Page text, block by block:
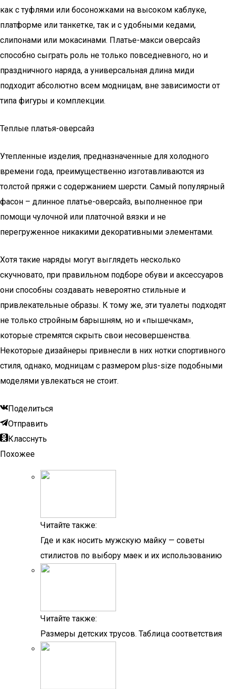
как с туфлями или босоножками на высоком каблуке,
платформе или танкетке, так и с удобными кедами,
слипонами или мокасинами. Платье-макси оверсайз
способно сыграть роль не только повседневного, но и
праздничного наряда, а универсальная длина миди
подходит абсолютно всем модницам, вне зависимости от
типа фигуры и комплекции.
Теплые платья-оверсайз
Утепленные изделия, предназначенные для холодного
времени года, преимущественно изготавливаются из
толстой пряжи с содержанием шерсти. Самый популярный
фасон – длинное платье-оверсайз, выполненное при
помощи чулочной или платочной вязки и не
перегруженное никакими декоративными элементами.
Хотя такие наряды могут выглядеть несколько
скучновато, при правильном подборе обуви и аксессуаров
они способны создавать невероятно стильные и
привлекательные образы. К тому же, эти туалеты подходят
не только стройным барышням, но и «пышечкам»,
которые стремятся скрыть свои несовершенства.
Некоторые дизайнеры привнесли в них нотки спортивного
стиля, однако, модницам с размером plus-size подобными
моделями увлекаться не стоит.
Поделиться
Отправить
Класснуть
Похожее
Читайте также:
Где и как носить мужскую майку — советы
стилистов по выбору маек и их использованию
Читайте также:
Размеры детских трусов. Таблица соответствия